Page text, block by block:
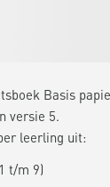
Basis
versie 5.
leerling uit:
t/m 9)